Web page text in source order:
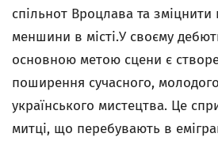
спільнот Вроцлава та зміцнити
меншини в місті.У своєму
основною метою сцени є
поширення сучасного,
українського мистецтва. Це
митці, що перебувають в